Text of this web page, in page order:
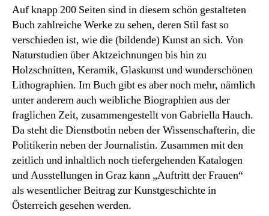
Auf knapp 200 Seiten sind in diesem schön gestalteten
Buch zahlreiche Werke zu sehen, deren Stil fast so
verschieden ist, wie die (bildende) Kunst an sich. Von
Naturstudien über Aktzeichnungen bis hin zu
Holzschnitten, Keramik, Glaskunst und wunderschönen
Lithographien. Im Buch gibt es aber noch mehr, nämlich
unter anderem auch weibliche Biographien aus der
fraglichen Zeit, zusammengestellt von Gabriella Hauch.
Da steht die Dienstbotin neben der Wissenschafterin, die
Politikerin neben der Journalistin. Zusammen mit den
zeitlich und inhaltlich noch tiefergehenden Katalogen
und Ausstellungen in Graz kann „Auftritt der Frauen“
als wesentlicher Beitrag zur Kunstgeschichte in
Österreich gesehen werden.